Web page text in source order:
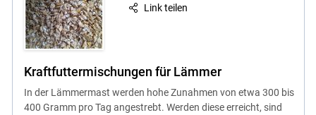
Link teilen
Kraftfuttermischungen für Lämmer
In der Lämmermast werden hohe Zunahmen von etwa 300 bis
400 Gramm pro Tag angestrebt. Werden diese erreicht, sind